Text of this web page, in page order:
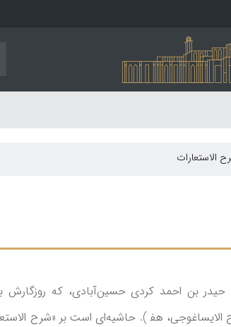
الاستعارات
حیدر بن احمد کردی حسین‌آبادی، که
هف‍‌ ). حاشیه‌ای است بر «شرح